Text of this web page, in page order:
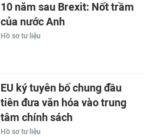
10 năm sau Brexit: Nốt trầm
của nước Anh
Hồ sơ tư liệu
EU ký tuyên bố chung đầu
tiên đưa văn hóa vào trung
tâm chính sách
Hồ sơ tư liệu